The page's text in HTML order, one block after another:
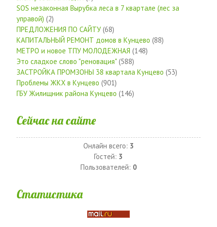
SOS незаконная Вырубка леса в 7 квартале (лес за
управой) (2)
ПРЕДЛОЖЕНИЯ ПО САЙТУ(68)
КАПИТАЛЬНЫЙ РЕМОНТ домов в Кунцево (88)
МЕТРО и новое ТПУ МОЛОДЕЖНАЯ (148)
Это сладкое слово "реновация" (588)
ЗАСТРОЙКА ПРОМЗОНЫ 38 квартала Кунцево (53)
Проблемы ЖКХ в Кунцево (901)
ГБУ Жилищник района Кунцево (146)
Сейчас на сайте
Онлайн всего: 3
Гостей: 3
Пользователей: 0
Статистика